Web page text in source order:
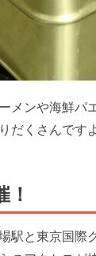
メンや海鮮パ
だくさんですよ
駅と東京国際